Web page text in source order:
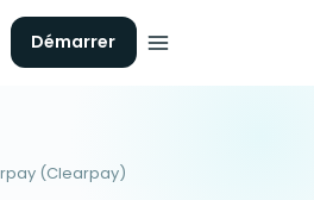
Démarrer
(Clearpay)